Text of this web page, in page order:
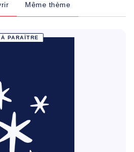
Même thème
À PARAÎTRE